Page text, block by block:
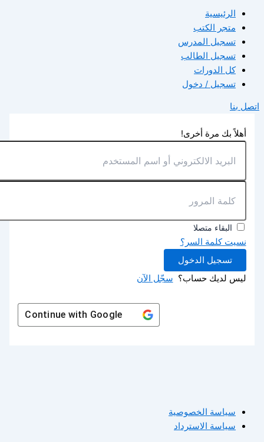
الرئيسية
متجر الكتب
تسجيل المدرس
تسجيل الطالب
كل الدورات
تسجيل / دخول
اتصل بنا
أهلاً بك مرة أخرى!
البقاء متصلا
نسيت كلمة السر؟
تسجيل الدخول
ليس لديك حساب؟ سجّل الآن
Continue withGoogle
سياسة الخصوصية
سياسة الاسترداد